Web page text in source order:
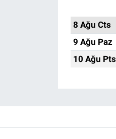
8 Ağu Cts
9 Ağu Paz
10 Ağu Pts
Gün Bitiyor